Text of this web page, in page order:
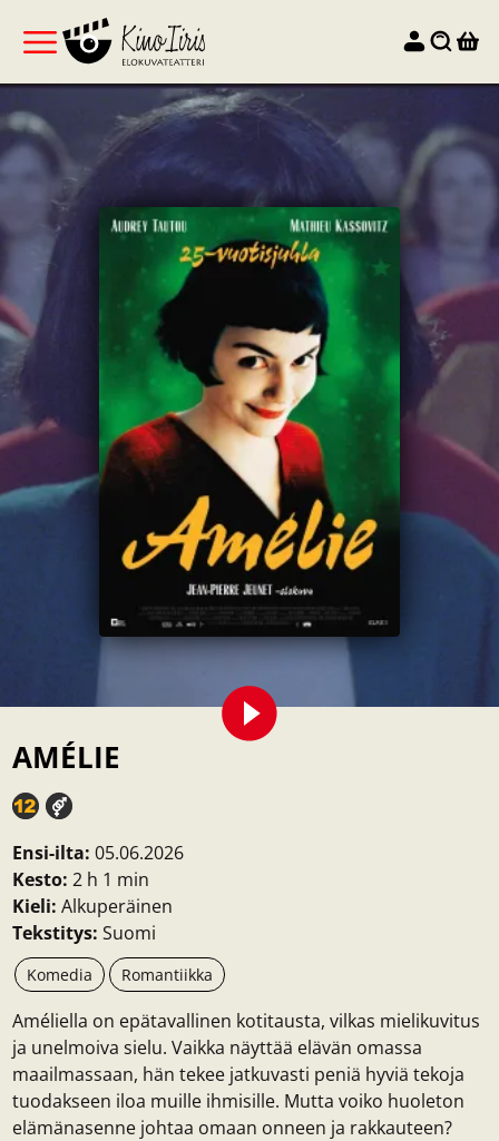
AMÉLIE
Ensi-ilta: 05.06.2026
Kesto: 2 h 1 min
Kieli: Alkuperäinen
Tekstitys: Suomi
Komedia Romantiikka
Améliella on epätavallinen kotitausta, vilkas mielikuvitus
ja unelmoiva sielu. Vaikka näyttää elävän omassa
maailmassaan, hän tekee jatkuvasti peniä hyviä tekoja
tuodakseen iloa muille ihmisille. Mutta voiko huoleton
elämänasenne johtaa omaan onneen ja rakkauteen?